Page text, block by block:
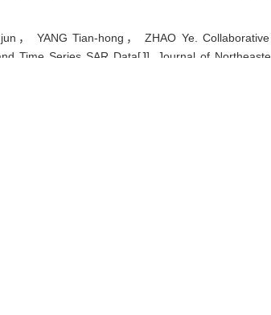
， YANG Tian-hong， ZHAO Ye.
Time Series SAR Data[J]. Journal of